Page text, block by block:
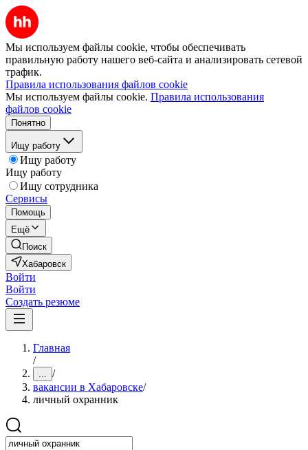
Мы используем файлы cookie, чтобы обеспечивать
правильную работу нашего веб-сайта и анализировать сетевой
трафик.
Правила использования файлов cookie
Мы используем файлы cookie. Правила использования
файлов cookie
Понятно
Ищу работу
Ищу работу
Ищу работу
Ищу сотрудника
Сервисы
Помощь
Ещё
Поиск
Хабаровск
Войти
Войти
Создать резюме
Главная
/
... /
вакансии в Хабаровске/
личный охранник